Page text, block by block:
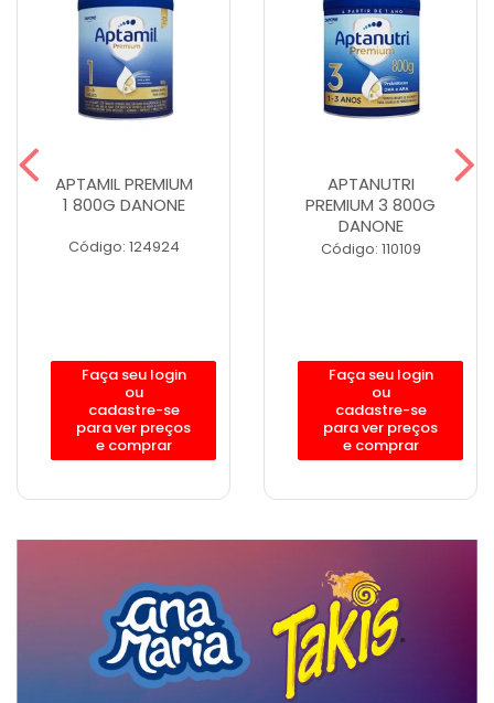
APTAMIL PREMIUM
1 800G DANONE
Código: 124924
Faça seu login
ou
cadastre-se
para ver preços
e comprar
APTANUTRI
PREMIUM 3 800G
DANONE
Código: 110109
Faça seu login
ou
cadastre-se
para ver preços
e comprar